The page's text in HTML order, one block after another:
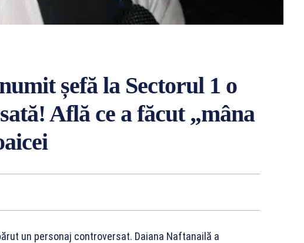
șefă la Sectorul 1 o
Află ce a făcut „mâna
un personaj controversat. Daiana Naftanailă a